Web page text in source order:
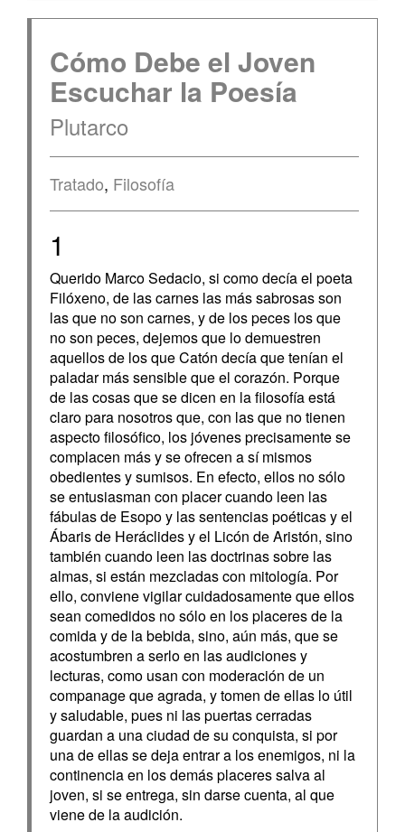
Cómo Debe el Joven
Escuchar la Poesía
Plutarco
Tratado, Filosofía
1
Querido Marco Sedacio, si como decía el poeta
Filóxeno, de las carnes las más sabrosas son
las que no son carnes, y de los peces los que
no son peces, dejemos que lo demuestren
aquellos de los que Catón decía que tenían el
paladar más sensible que el corazón. Porque
de las cosas que se dicen en la filosofía está
claro para nosotros que, con las que no tienen
aspecto filosófico, los jóvenes precisamente se
complacen más y se ofrecen a sí mismos
obedientes y sumisos. En efecto, ellos no sólo
se entusiasman con placer cuando leen las
fábulas de Esopo y las sentencias poéticas y el
Ábaris de Heráclides y el Licón de Aristón, sino
también cuando leen las doctrinas sobre las
almas, si están mezcladas con mitología. Por
ello, conviene vigilar cuidadosamente que ellos
sean comedidos no sólo en los placeres de la
comida y de la bebida, sino, aún más, que se
acostumbren a serlo en las audiciones y
lecturas, como usan con moderación de un
companage que agrada, y tomen de ellas lo útil
y saludable, pues ni las puertas cerradas
guardan a una ciudad de su conquista, si por
una de ellas se deja entrar a los enemigos, ni la
continencia en los demás placeres salva al
joven, si se entrega, sin darse cuenta, al que
viene de la audición.